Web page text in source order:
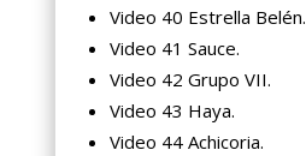
Video 40 Estrella Belén.
Video 41 Sauce.
Video 42 Grupo VII.
Video 43 Haya.
Video 44 Achicoria.